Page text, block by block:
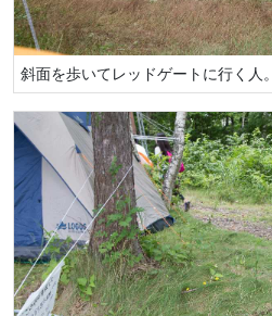
斜面を歩いてレッドゲートに行く人。